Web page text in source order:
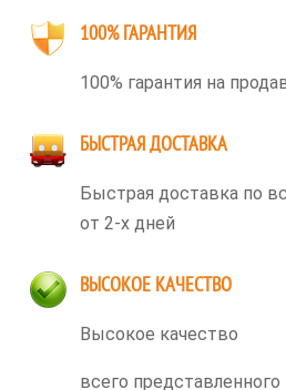
100% ГАРАНТИЯ
100% гарантия на
БЫСТРАЯ ДОСТАВКА
Быстрая доставка по
от 2-х дней
ВЫСОКОЕ КАЧЕСТВО
Высокое качество
всего представленного